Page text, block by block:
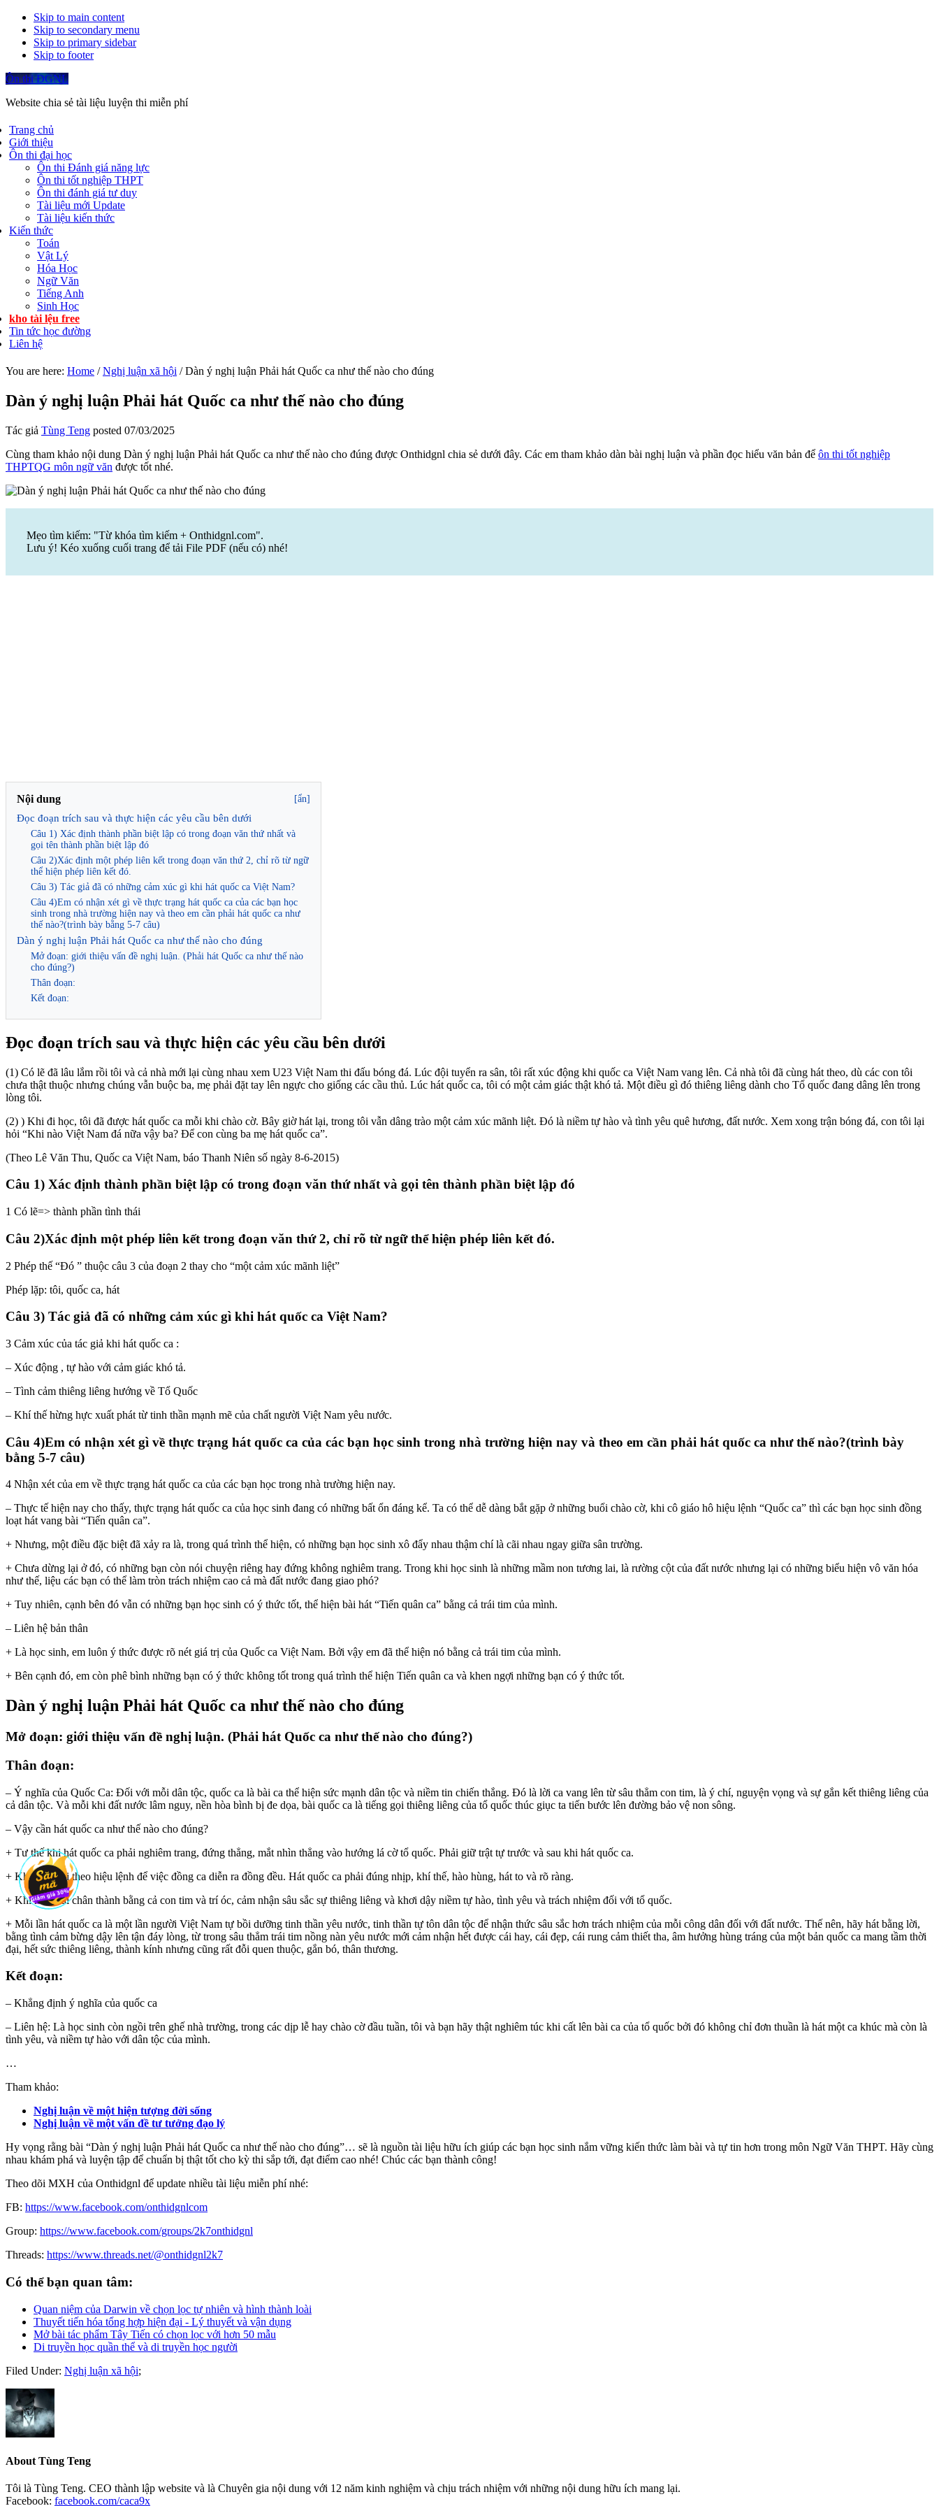
Skip to main content
Skip to secondary menu
Skip to primary sidebar
Skip to footer
Ôn thi ĐGNL
Website chia sẻ tài liệu luyện thi miễn phí
Trang chủ
Giới thiệu
Ôn thi đại học
Ôn thi Đánh giá năng lực
Ôn thi tốt nghiệp THPT
Ôn thi đánh giá tư duy
Tài liệu mới Update
Tài liệu kiến thức
Kiến thức
Toán
Vật Lý
Hóa Học
Ngữ Văn
Tiếng Anh
Sinh Học
kho tài lệu free
Tin tức học đường
Liên hệ
You are here: Home / Nghị luận xã hội /Dàn ý nghị luận Phải hát Quốc ca như thế nào cho đúng
Dàn ý nghị luận Phải hát Quốc ca như thế nào cho đúng
Tác giả Tùng Teng posted 07/03/2025
Cùng tham khảo nội dung Dàn ý nghị luận Phải hát Quốc ca như thế nào cho đúng được Onthidgnl chia sẻ dưới đây. Các em tham khảo dàn bài nghị luận và phần đọc hiểu văn bản để ôn thi tốt nghiệp
THPTQG môn ngữ văn được tốt nhé.
Mẹo tìm kiếm: "Từ khóa tìm kiếm + Onthidgnl.com".
Lưu ý! Kéo xuống cuối trang để tải File PDF (nếu có) nhé!
Nội dung [ẩn]
Đọc đoạn trích sau và thực hiện các yêu cầu bên dưới
Câu 1) Xác định thành phần biệt lập có trong đoạn văn thứ nhất và
gọi tên thành phần biệt lập đó
Câu 2)Xác định một phép liên kết trong đoạn văn thứ 2, chỉ rõ từ ngữ
thể hiện phép liên kết đó.
Câu 3) Tác giả đã có những cảm xúc gì khi hát quốc ca Việt Nam?
Câu 4)Em có nhận xét gì về thực trạng hát quốc ca của các bạn học
sinh trong nhà trường hiện nay và theo em cần phải hát quốc ca như
thế nào?(trình bày bằng 5-7 câu)
Dàn ý nghị luận Phải hát Quốc ca như thế nào cho đúng
Mở đoạn: giới thiệu vấn đề nghị luận. (Phải hát Quốc ca như thế nào
cho đúng?)
Thân đoạn:
Kết đoạn:
Đọc đoạn trích sau và thực hiện các yêu cầu bên dưới
(1) Có lẽ đã lâu lắm rồi tôi và cả nhà mới lại cùng nhau xem U23 Việt Nam thi đấu bóng đá. Lúc đội tuyển ra sân, tôi rất xúc động khi quốc ca Việt Nam vang lên. Cả nhà tôi đã cùng hát theo, dù các con tôi
chưa thật thuộc nhưng chúng vẫn buộc ba, mẹ phải đặt tay lên ngực cho giống các cầu thủ. Lúc hát quốc ca, tôi có một cảm giác thật khó tả. Một điều gì đó thiêng liêng dành cho Tổ quốc đang dâng lên trong
lòng tôi.
(2) ) Khi đi học, tôi đã được hát quốc ca mỗi khi chào cờ. Bây giờ hát lại, trong tôi vẫn dâng trào một cảm xúc mãnh liệt. Đó là niềm tự hào và tình yêu quê hương, đất nước. Xem xong trận bóng đá, con tôi lại
hỏi “Khi nào Việt Nam đá nữa vậy ba? Để con cùng ba mẹ hát quốc ca”.
(Theo Lê Văn Thu, Quốc ca Việt Nam, báo Thanh Niên số ngày 8-6-2015)
Câu 1) Xác định thành phần biệt lập có trong đoạn văn thứ nhất và gọi tên thành phần biệt lập đó
1 Có lẽ=> thành phần tình thái
Câu 2)Xác định một phép liên kết trong đoạn văn thứ 2, chỉ rõ từ ngữ thể hiện phép liên kết đó.
2 Phép thế “Đó ” thuộc câu 3 của đoạn 2 thay cho “một cảm xúc mãnh liệt”
Phép lặp: tôi, quốc ca, hát
Câu 3) Tác giả đã có những cảm xúc gì khi hát quốc ca Việt Nam?
3 Cảm xúc của tác giả khi hát quốc ca :
– Xúc động , tự hào với cảm giác khó tả.
– Tình cảm thiêng liêng hướng về Tổ Quốc
– Khí thế hừng hực xuất phát từ tinh thần mạnh mẽ của chất người Việt Nam yêu nước.
Câu 4)Em có nhận xét gì về thực trạng hát quốc ca của các bạn học sinh trong nhà trường hiện nay và theo em cần phải hát quốc ca như thế nào?(trình bày
bằng 5-7 câu)
4 Nhận xét của em về thực trạng hát quốc ca của các bạn học trong nhà trường hiện nay.
– Thực tế hiện nay cho thấy, thực trạng hát quốc ca của học sinh đang có những bất ổn đáng kể. Ta có thể dễ dàng bắt gặp ở những buổi chào cờ, khi cô giáo hô hiệu lệnh “Quốc ca” thì các bạn học sinh đồng
loạt hát vang bài “Tiến quân ca”.
+ Nhưng, một điều đặc biệt đã xảy ra là, trong quá trình thể hiện, có những bạn học sinh xô đẩy nhau thậm chí là cãi nhau ngay giữa sân trường.
+ Chưa dừng lại ở đó, có những bạn còn nói chuyện riêng hay đứng không nghiêm trang. Trong khi học sinh là những mầm non tương lai, là rường cột của đất nước nhưng lại có những biểu hiện vô văn hóa
như thế, liệu các bạn có thể làm tròn trách nhiệm cao cả mà đất nước đang giao phó?
+ Tuy nhiên, cạnh bên đó vẫn có những bạn học sinh có ý thức tốt, thể hiện bài hát “Tiến quân ca” bằng cả trái tim của mình.
– Liên hệ bản thân
+ Là học sinh, em luôn ý thức được rõ nét giá trị của Quốc ca Việt Nam. Bởi vậy em đã thể hiện nó bằng cả trái tim của mình.
+ Bên cạnh đó, em còn phê bình những bạn có ý thức không tốt trong quá trình thể hiện Tiến quân ca và khen ngợi những bạn có ý thức tốt.
Dàn ý nghị luận Phải hát Quốc ca như thế nào cho đúng
Mở đoạn: giới thiệu vấn đề nghị luận. (Phải hát Quốc ca như thế nào cho đúng?)
Thân đoạn:
– Ý nghĩa của Quốc Ca: Đối với mỗi dân tộc, quốc ca là bài ca thể hiện sức mạnh dân tộc và niềm tin chiến thắng. Đó là lời ca vang lên từ sâu thẳm con tim, là ý chí, nguyện vọng và sự gắn kết thiêng liêng của
cả dân tộc. Và mỗi khi đất nước lâm nguy, nền hòa bình bị đe dọa, bài quốc ca là tiếng gọi thiêng liêng của tổ quốc thúc giục ta tiến bước lên đường bảo vệ non sông.
– Vậy cần hát quốc ca như thế nào cho đúng?
+ Tư thế khi hát quốc ca phải nghiêm trang, đứng thẳng, mắt nhìn thẳng vào hướng lá cờ tổ quốc. Phải giữ trật tự trước và sau khi hát quốc ca.
+ Khi hát phải theo hiệu lệnh để việc đồng ca diễn ra đồng đều. Hát quốc ca phải đúng nhịp, khí thế, hào hùng, hát to và rõ ràng.
+ Khi hát phải chân thành bằng cả con tim và trí óc, cảm nhận sâu sắc sự thiêng liêng và khơi dậy niềm tự hào, tình yêu và trách nhiệm đối với tổ quốc.
+ Mỗi lần hát quốc ca là một lần người Việt Nam tự bồi dưỡng tinh thần yêu nước, tinh thần tự tôn dân tộc để nhận thức sâu sắc hơn trách nhiệm của mỗi công dân đối với đất nước. Thế nên, hãy hát bằng lời,
bằng tình cảm bừng dậy lên tận đáy lòng, từ trong sâu thẳm trái tim nồng nàn yêu nước mới cảm nhận hết được cái hay, cái đẹp, cái rung cảm thiết tha, âm hưởng hùng tráng của một bản quốc ca mang tầm thời
đại, hết sức thiêng liêng, thành kính nhưng cũng rất đỗi quen thuộc, gắn bó, thân thương.
Kết đoạn:
– Khẳng định ý nghĩa của quốc ca
– Liên hệ: Là học sinh còn ngồi trên ghế nhà trường, trong các dịp lễ hay chào cờ đầu tuần, tôi và bạn hãy thật nghiêm túc khi cất lên bài ca của tổ quốc bởi đó không chỉ đơn thuần là hát một ca khúc mà còn là
tình yêu, và niềm tự hào với dân tộc của mình.
…
Tham khảo:
Nghị luận về một hiện tượng đời sống
Nghị luận về một vấn đề tư tưởng đạo lý
Hy vọng rằng bài “Dàn ý nghị luận Phải hát Quốc ca như thế nào cho đúng”… sẽ là nguồn tài liệu hữu ích giúp các bạn học sinh nắm vững kiến thức làm bài và tự tin hơn trong môn Ngữ Văn THPT. Hãy cùng
nhau khám phá và luyện tập để chuẩn bị thật tốt cho kỳ thi sắp tới, đạt điểm cao nhé! Chúc các bạn thành công!
Theo dõi MXH của Onthidgnl để update nhiều tài liệu miễn phí nhé:
FB: https://www.facebook.com/onthidgnlcom
Group: https://www.facebook.com/groups/2k7onthidgnl
Threads: https://www.threads.net/@onthidgnl2k7
Có thể bạn quan tâm:
Quan niệm của Darwin về chọn lọc tự nhiên và hình thành loài
Thuyết tiến hóa tổng hợp hiện đại - Lý thuyết và vận dụng
Mở bài tác phẩm Tây Tiến có chọn lọc với hơn 50 mẫu
Di truyền học quần thể và di truyền học người
Filed Under: Nghị luận xã hội;
About Tùng Teng
Tôi là Tùng Teng. CEO thành lập website và là Chuyên gia nội dung với 12 năm kinh nghiệm và chịu trách nhiệm với những nội dung hữu ích mang lại.
Facebook: facebook.com/caca9x